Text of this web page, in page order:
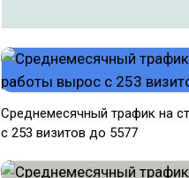
Среднемесячный трафик на
с 253 визитов до 5577